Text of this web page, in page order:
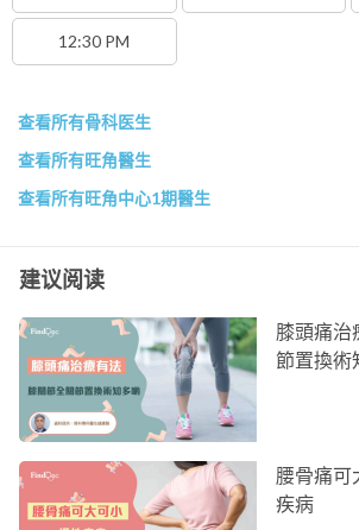
12:30 PM
查看所有骨科医生
查看所有旺角醫生
查看所有旺角中心1期醫生
建议阅读
膝頭痛治
節置換術
腰骨痛可
疾病